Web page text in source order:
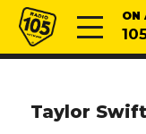
Vai al contenuto
Radio 105 ON
Taylor